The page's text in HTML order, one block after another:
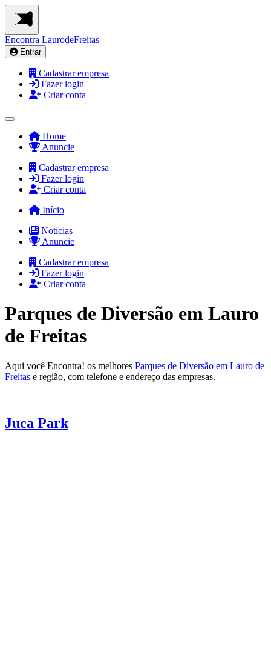
Encontra LaurodeFreitas
Entrar
Cadastrar empresa
Fazer login
Criar conta
Home
Anuncie
Cadastrar empresa
Fazer login
Criar conta
Início
Notícias
Anuncie
Cadastrar empresa
Fazer login
Criar conta
Parques de Diversão em Lauro
de Freitas
Aqui você Encontra! os melhores Parques de Diversão em Lauro de
Freitas e região, com telefone e endereço das empresas.
Juca Park